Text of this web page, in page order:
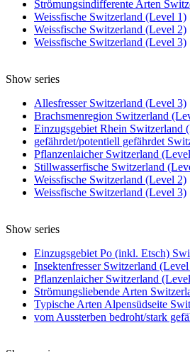
Strömungsindifferente Arten
Weissfische Switzerland (Level 1)
Weissfische Switzerland (Level 2)
Weissfische Switzerland (Level 3)
Show series
Allesfresser Switzerland (Level 3)
Brachsmenregion Switzerland
Einzugsgebiet Rhein Switzerland
gefährdet/potentiell gefährdet
Pflanzenlaicher Switzerland
Stillwasserfische Switzerland
Weissfische Switzerland (Level 2)
Weissfische Switzerland (Level 3)
Show series
Einzugsgebiet Po (inkl. Etsch)
Insektenfresser Switzerland
Pflanzenlaicher Switzerland
Strömungsliebende Arten
Typische Arten Alpensüdseite
vom Aussterben bedroht/stark